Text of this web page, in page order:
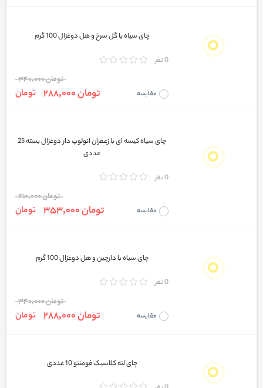
چای سیاه با گل سرخ و هل دوغزال 100 گرم
0 نفر
مقایسه
تومان 340,000
تومان 288,000 تومان
چای سیاه کیسه ای با زعفران انولوپ دار دوغزال بسته 25
عددی
0 نفر
مقایسه
تومان 410,000
تومان 353,000 تومان
چای سیاه با دارچین و هل دوغزال 100 گرم
0 نفر
مقایسه
تومان 340,000
تومان 288,000 تومان
چای لته کلاسیک فومنتو 10 عددی